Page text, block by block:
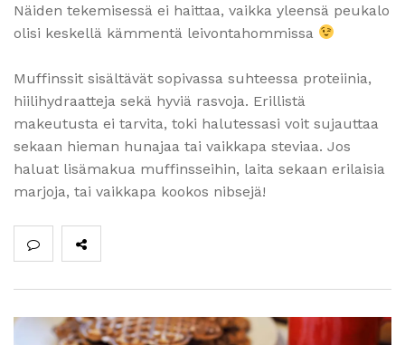
Näiden tekemisessä ei haittaa, vaikka yleensä peukalo
olisi keskellä kämmentä leivontahommissa
Muffinssit sisältävät sopivassa suhteessa proteiinia,
hiilihydraatteja sekä hyviä rasvoja. Erillistä
makeutusta ei tarvita, toki halutessasi voit sujauttaa
sekaan hieman hunajaa tai vaikkapa steviaa. Jos
haluat lisämakua muffinsseihin, laita sekaan erilaisia
marjoja, tai vaikkapa kookos nibsejä!